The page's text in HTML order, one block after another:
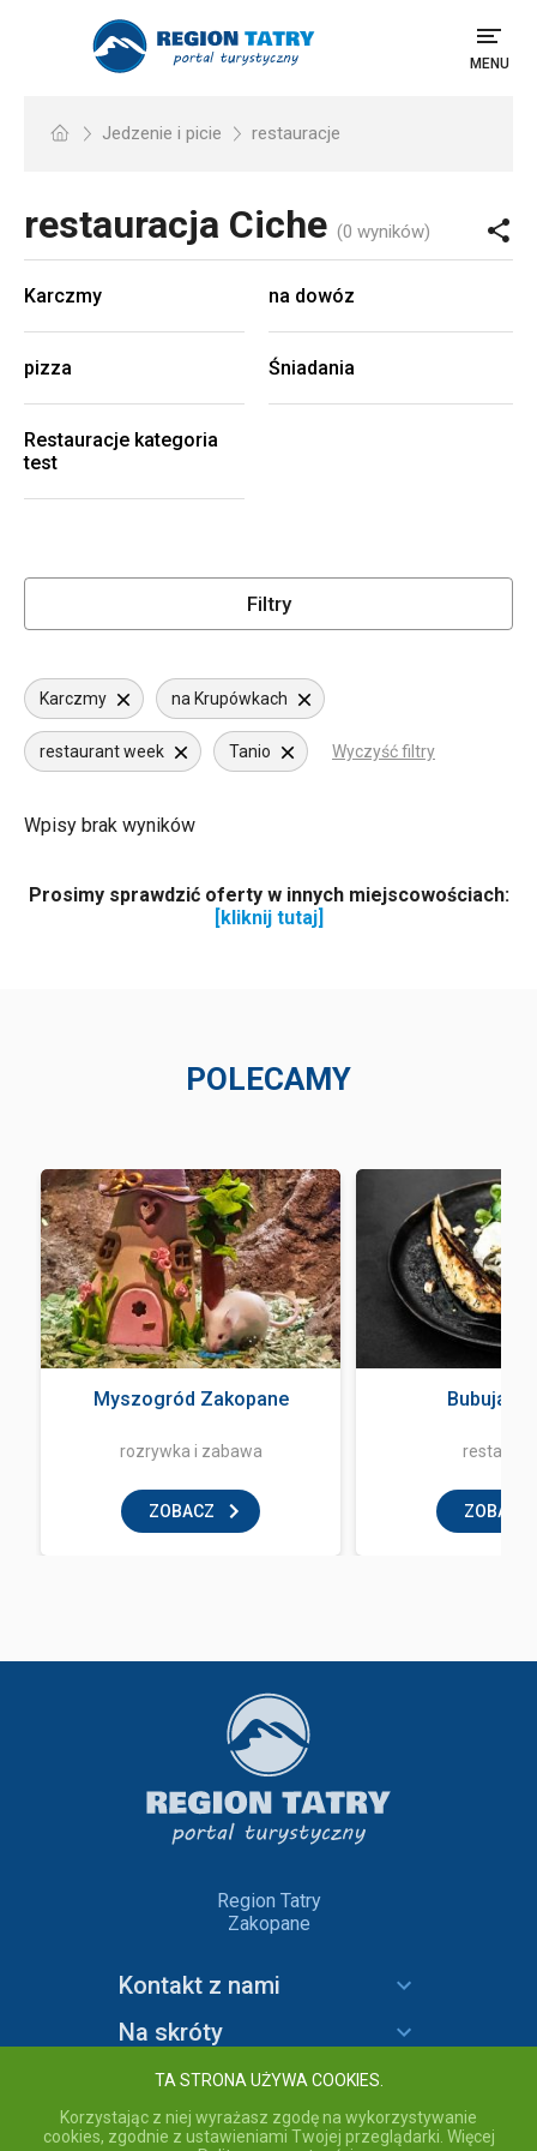
MENU
Jedzenie i picie restauracje
restauracja Ciche (0 wyników)
Karczmy na dowóz
pizza Śniadania
Restauracje kategoria
test
Filtry
Karczmy na Krupówkach
restaurant week Tanio Wyczyść filtry
Wpisy brak wyników
Prosimy sprawdzić oferty w innych miejscowościach:
[kliknij tutaj]
POLECAMY
Myszogród Zakopane
rozrywka i zabawa
ZOBACZ
Bubuja
ZOBACZ
Region Tatry
Zakopane
Kontakt z nami
Na skróty
Informacje
TA STRONA UŻYWA COOKIES.
Korzystając z niej wyrażasz zgodę na wykorzystywanie
cookies, zgodnie z ustawieniami Twojej przeglądarki. Więcej